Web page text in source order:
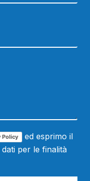
Policy
ed esprimo il
per le finalità